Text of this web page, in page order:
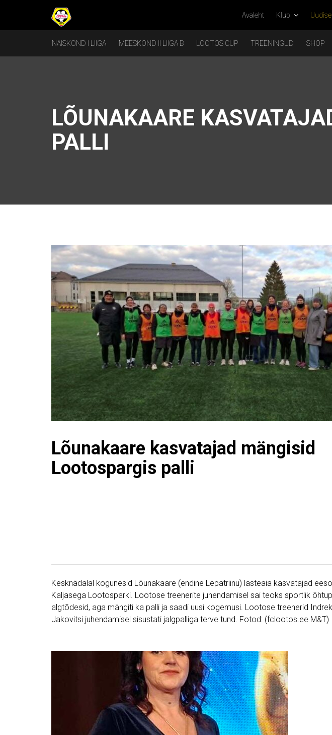
Avaleht Klubi
NAISKOND I LIIGA MEESKOND II LIIGA B LOOTOS CUP TREENINGUD SHOP
LÕUNAKAARE
PALLI
Lõunakaare kasvatajad mängisid
Lootospargis palli
Kesknädalal kogunesid Lõunakaare (endine Lepatriinu) lasteaia kasvatajad
Kaljasega Lootosparki. Lootose treenerite juhendamisel sai teoks sportlik
algtõdesid, aga mängiti ka palli ja saadi uusi kogemusi. Lootose treenerid
Jakovitsi juhendamisel sisustati jalgpalliga terve tund. Fotod: (fclootos.ee M&T)